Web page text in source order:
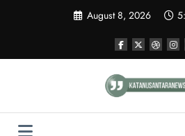
August 8, 2026